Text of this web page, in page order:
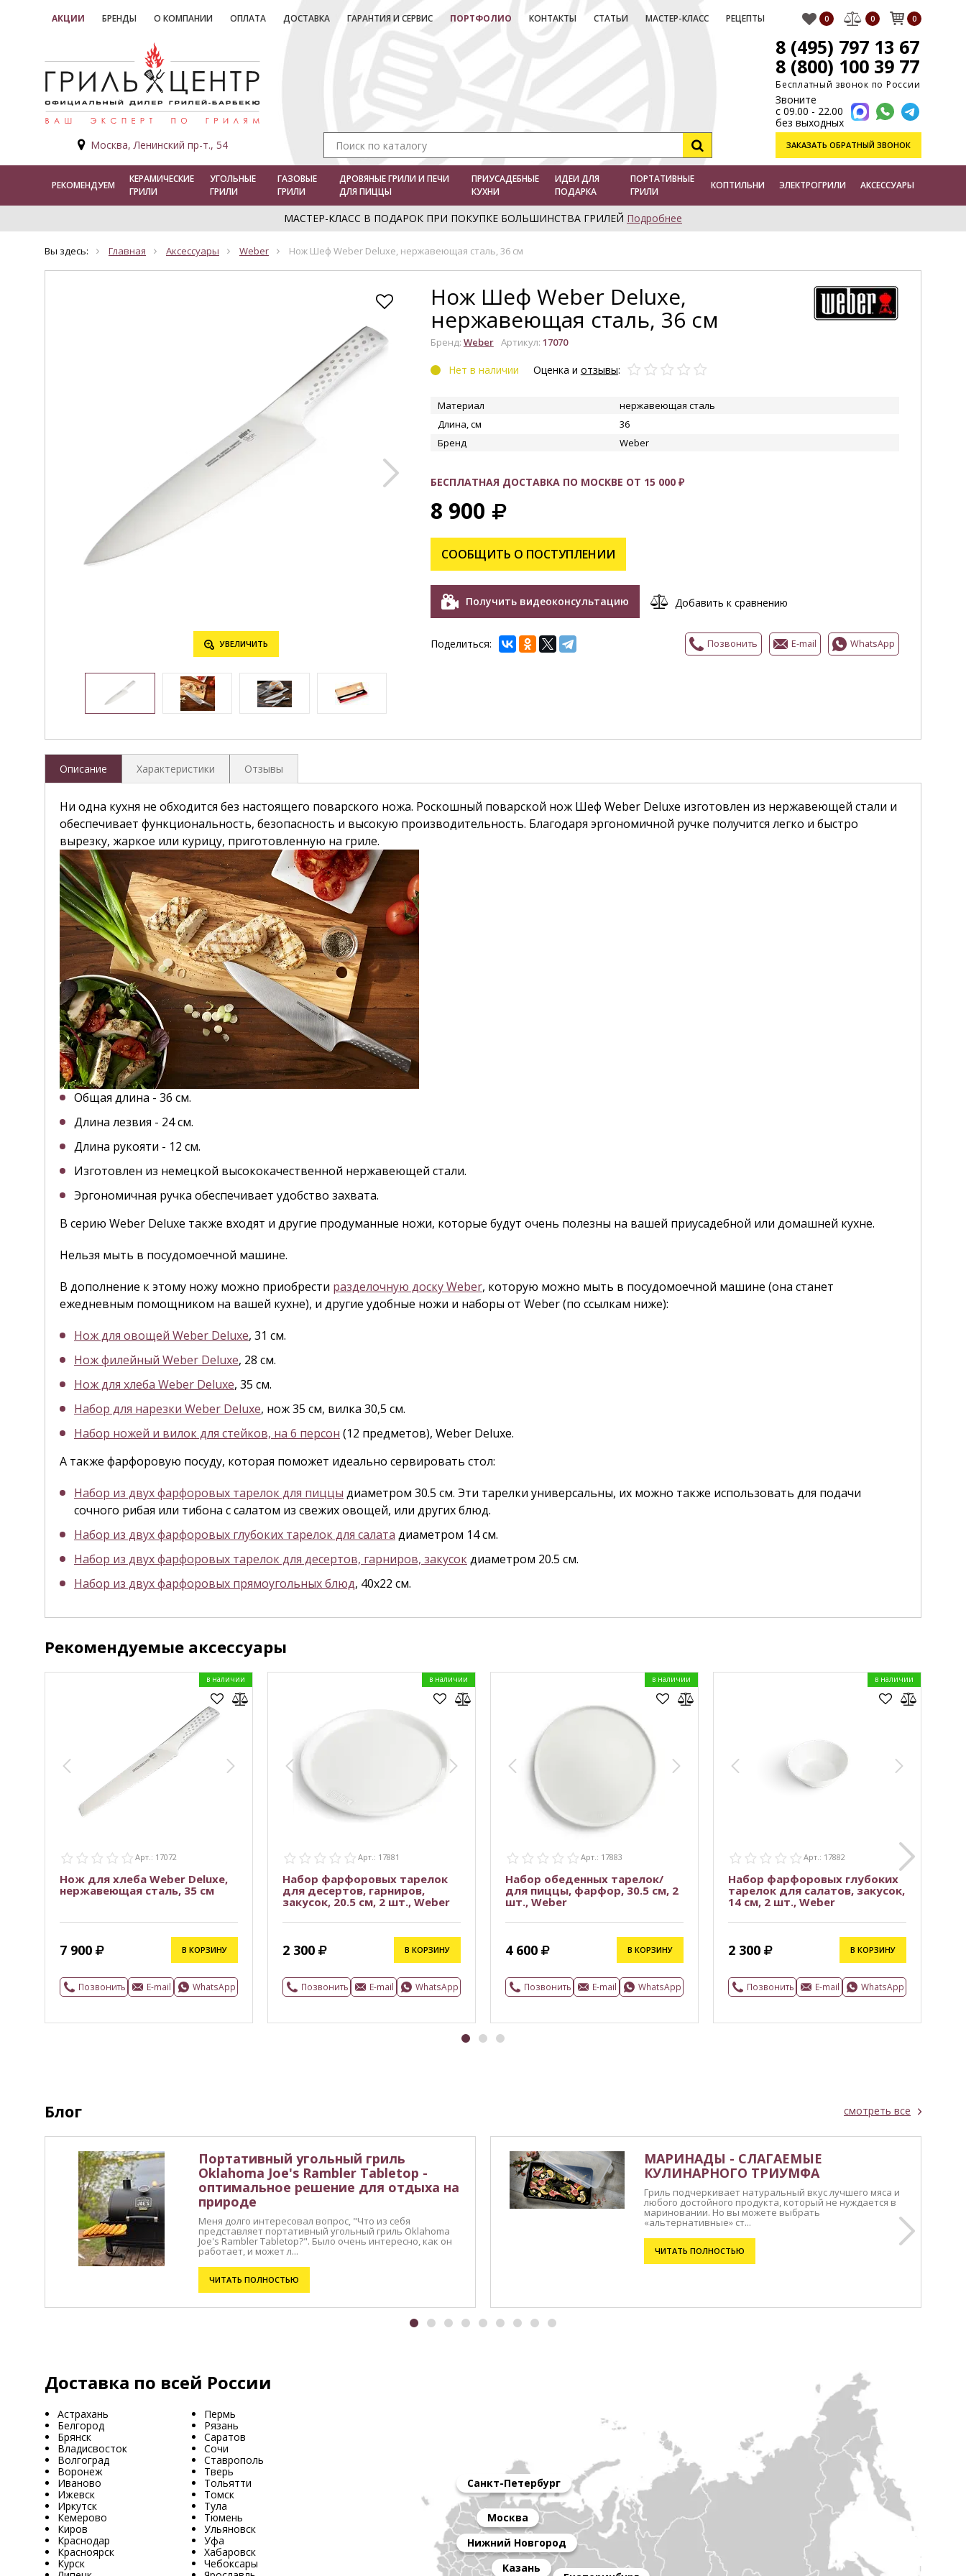
АКЦИИ БРЕНДЫ О КОМПАНИИ ОПЛАТА ДОСТАВКА ГАРАНТИЯ И СЕРВИС ПОРТФОЛИО КОНТАКТЫ СТАТЬИ МАСТЕР-КЛАСС РЕЦЕПТЫ 0 0 0
Москва, Ленинский пр-т., 54
8 (495) 797 13 67
8 (800) 100 39 77
Бесплатный звонок по России
Звоните
с 09.00 - 22.00
без выходных
ЗАКАЗАТЬ ОБРАТНЫЙ ЗВОНОК
РЕКОМЕНДУЕМ
КЕРАМИЧЕСКИЕ
ГРИЛИ
УГОЛЬНЫЕ
ГРИЛИ
ГАЗОВЫЕ
ГРИЛИ
ДРОВЯНЫЕ ГРИЛИ И ПЕЧИ
ДЛЯ ПИЦЦЫ
ПРИУСАДЕБНЫЕ
КУХНИ
ИДЕИ ДЛЯ
ПОДАРКА
ПОРТАТИВНЫЕ
ГРИЛИ
КОПТИЛЬНИ ЭЛЕКТРОГРИЛИ АКСЕССУАРЫ
МАСТЕР-КЛАСС В ПОДАРОК ПРИ ПОКУПКЕ БОЛЬШИНСТВА ГРИЛЕЙ Подробнее
Вы здесь: Главная Аксессуары Weber Нож Шеф Weber Deluxe, нержавеющая сталь, 36 см
УВЕЛИЧИТЬ
УВЕЛИЧИТЬ
Нож Шеф Weber Deluxe,
нержавеющая сталь, 36 см
Бренд: Weber Артикул: 17070
Нет в наличии Оценка и отзывы:
Материал
нержавеющая сталь
Длина, см
36
Бренд
Weber
БЕСПЛАТНАЯ ДОСТАВКА ПО МОСКВЕ ОТ 15 000 ₽
8 900
СООБЩИТЬ О ПОСТУПЛЕНИИ
Получить видеоконсультацию Добавить к сравнению
Поделиться: Позвонить E-mail WhatsApp
Описание Характеристики Отзывы
Ни одна кухня не обходится без настоящего поварского ножа. Роскошный поварской нож Шеф Weber Deluxe изготовлен из нержавеющей стали и
обеспечивает функциональность, безопасность и высокую производительность. Благодаря эргономичной ручке получится легко и быстро
вырезку, жаркое или курицу, приготовленную на гриле.
Общая длина - 36 см.
Длина лезвия - 24 см.
Длина рукояти - 12 см.
Изготовлен из немецкой высококачественной нержавеющей стали.
Эргономичная ручка обеспечивает удобство захвата.
В серию Weber Deluxe также входят и другие продуманные ножи, которые будут очень полезны на вашей приусадебной или домашней кухне.
Нельзя мыть в посудомоечной машине.
В дополнение к этому ножу можно приобрести разделочную доску Weber, которую можно мыть в посудомоечной машине (она станет
ежедневным помощником на вашей кухне), и другие удобные ножи и наборы от Weber (по ссылкам ниже):
Нож для овощей Weber Deluxe, 31 см.
Нож филейный Weber Deluxe, 28 см.
Нож для хлеба Weber Deluxe, 35 см.
Набор для нарезки Weber Deluxe, нож 35 см, вилка 30,5 см.
Набор ножей и вилок для стейков, на 6 персон (12 предметов), Weber Deluxe.
А также фарфоровую посуду, которая поможет идеально сервировать стол:
Набор из двух фарфоровых тарелок для пиццы диаметром 30.5 см. Эти тарелки универсальны, их можно также использовать для подачи
сочного рибая или тибона с салатом из свежих овощей, или других блюд.
Набор из двух фарфоровых глубоких тарелок для салата диаметром 14 см.
Набор из двух фарфоровых тарелок для десертов, гарниров, закусокдиаметром 20.5 см.
Набор из двух фарфоровых прямоугольных блюд, 40x22 см.
Рекомендуемые аксессуары
в наличии
Задайте вопрос.
Арт.: 17072
Нож для хлеба Weber Deluxe,
нержавеющая сталь, 35 см
7 900 В КОРЗИНУ
Позвонить E-mail WhatsApp
в наличии
Арт.: 17881
Набор фарфоровых тарелок
для десертов, гарниров,
закусок, 20.5 см, 2 шт., Weber
2 300 В КОРЗИНУ
Позвонить E-mail WhatsApp
в наличии
Арт.: 17883
Набор обеденных тарелок/
для пиццы, фарфор, 30.5 см, 2
шт., Weber
4 600 В КОРЗИНУ
Позвонить E-mail WhatsApp
в наличии
Арт.: 17882
Набор фарфоровых глубоких
тарелок для салатов, закусок,
14 см, 2 шт., Weber
2 300 В КОРЗИНУ
Позвонить E-mail WhatsApp
Блог смотреть все
Портативный угольный гриль
Oklahoma Joe's Rambler Tabletop -
оптимальное решение для отдыха на
природе
Меня долго интересовал вопрос, "Что из себя
представляет портативный угольный гриль Oklahoma
Joe's Rambler Tabletop?". Было очень интересно, как он
работает, и может л...
ЧИТАТЬ ПОЛНОСТЬЮ
МАРИНАДЫ - СЛАГАЕМЫЕ
КУЛИНАРНОГО ТРИУМФА
Гриль подчеркивает натуральный вкус лучшего мяса и
любого достойного продукта, который не нуждается в
мариновании. Но вы можете выбрать
«альтернативные» ст...
ЧИТАТЬ ПОЛНОСТЬЮ
Доставка по всей России
Астрахань
Белгород
Брянск
Владисвосток
Волгоград
Воронеж
Иваново
Ижевск
Иркутск
Кемерово
Киров
Краснодар
Красноярск
Курск
Пермь
Рязань
Саратов
Сочи
Ставрополь
Тверь
Тольятти
Томск
Тула
Тюмень
Ульяновск
Уфа
Хабаровск
Чебоксары
Санкт-Петербург
Москва
Нижний Новгород
Казань